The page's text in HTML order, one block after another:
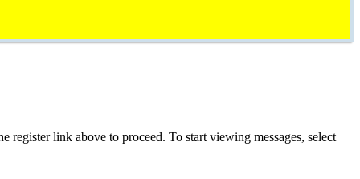
register link above to proceed. To start viewing messages, select